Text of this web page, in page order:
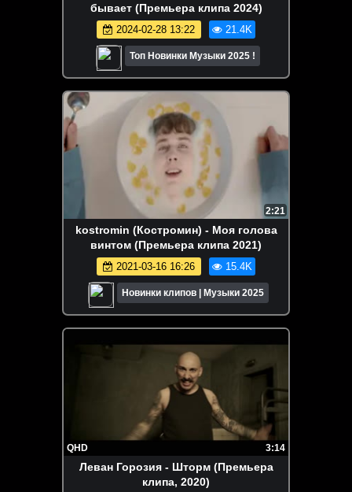
бывает (Премьера клипа 2024)
2024-02-28 13:22 21.4K
Топ Новинки Музыки 2025 !
2:21
kostromin (Костромин) - Моя голова
винтом (Премьера клипа 2021)
2021-03-16 16:26 15.4K
Новинки клипов | Музыки 2025
QHD 3:14
Леван Горозия - Шторм (Премьера
клипа, 2020)